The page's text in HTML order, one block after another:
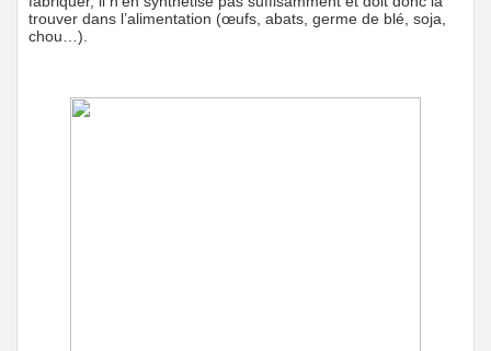
trouver dans l’alimentation (œufs, abats, germe de blé, soja,
chou…).